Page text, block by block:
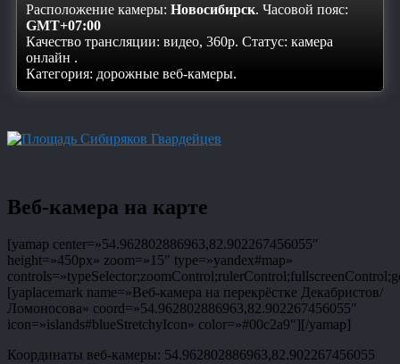
Расположение камеры: Новосибирск. Часовой пояс:
GMT+07:00
Качество трансляции: видео, 360p. Статус: камера
онлайн .
Категория: дорожные веб-камеры.
Веб-камера на карте
[yamap center=»54.962802886963,82.902267456055″
height=»450px» zoom=»15″ type=»yandex#map»
[yaplacemark name=»Веб-камера на перекрёстке Декабристов/
Ломоносова» coord=»54.962802886963,82.902267456055″
icon=»islands#blueStretchyIcon» color=»#00c2a9″][/yamap]
Координаты веб-камеры: 54.962802886963,82.902267456055